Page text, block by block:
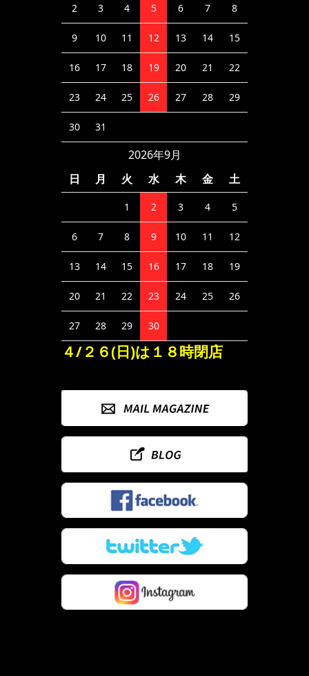
2 3 4 5 6 7 8
9 10 11 12 13 14 15
16 17 18 19 20 21 22
23 24 25 26 27 28 29
30 31
2026年9月
日
月 火 水 木 金 土
1 2 3 4 5
6 7 8 9 10 11 12
13 14 15 16 17 18 19
20 21 22 23 24 25 26
27 28 29 30
４/２６(日)は１８時閉店